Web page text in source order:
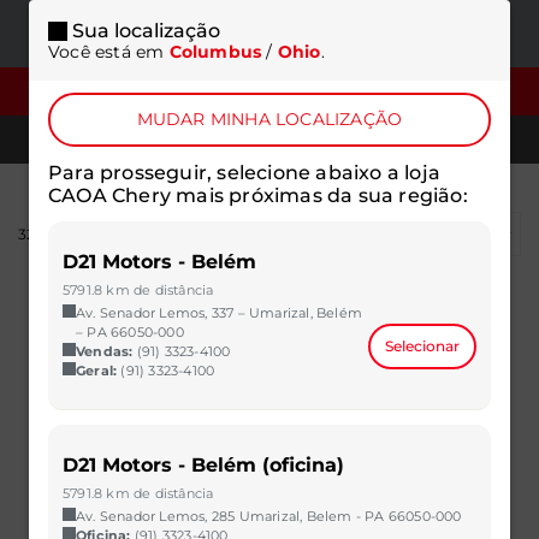
MENU
FILTROS
TELEFONES
325
Sua localização
Você está em Columbus / Ohio.
MUDAR MINHA LOCALIZAÇÃO
Para prosseguir, selecione abaixo a loja
CAOA Chery mais próximas da sua região:
D21 Motors - Belém
5791.8 km de distância
Av. Senador Lemos, 337 – Umarizal, Belém
– PA 66050-000
Vendas: (91) 3323-4100
Geral: (91) 3323-4100
Selecionar
D21 Motors - Belém (oficina)
5791.8 km de distância
Av. Senador Lemos, 285 Umarizal, Belem - PA 66050-000
Oficina: (91) 3323-4100